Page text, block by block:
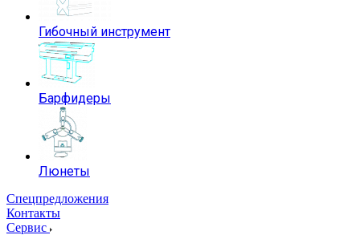
Гибочный инструмент
Барфидеры
Люнеты
Спецпредложения
Контакты
Сервис